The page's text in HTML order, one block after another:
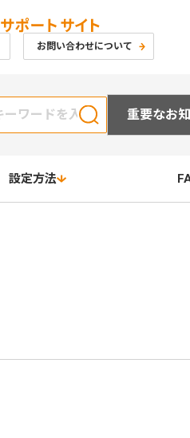
お問い合わせについて
重要なお
設定方法